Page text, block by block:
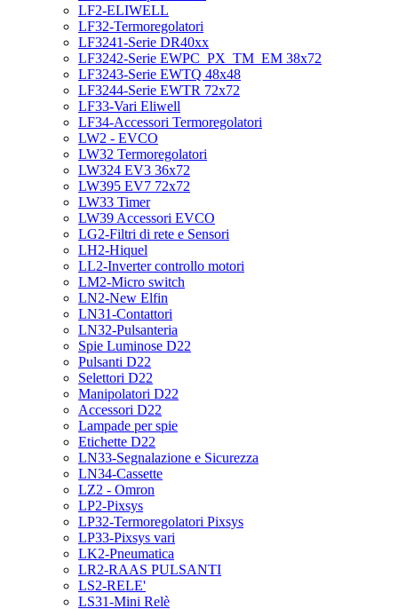
LF2-ELIWELL
LF32-Termoregolatori
LF3241-Serie DR40xx
LF3242-Serie EWPC_PX_TM_EM 38x72
LF3243-Serie EWTQ 48x48
LF3244-Serie EWTR 72x72
LF33-Vari Eliwell
LF34-Accessori Termoregolatori
LW2 - EVCO
LW32 Termoregolatori
LW324 EV3 36x72
LW395 EV7 72x72
LW33 Timer
LW39 Accessori EVCO
LG2-Filtri di rete e Sensori
LH2-Hiquel
LL2-Inverter controllo motori
LM2-Micro switch
LN2-New Elfin
LN31-Contattori
LN32-Pulsanteria
Spie Luminose D22
Pulsanti D22
Selettori D22
Manipolatori D22
Accessori D22
Lampade per spie
Etichette D22
LN33-Segnalazione e Sicurezza
LN34-Cassette
LZ2 - Omron
LP2-Pixsys
LP32-Termoregolatori Pixsys
LP33-Pixsys vari
LK2-Pneumatica
LR2-RAAS PULSANTI
LS2-RELE'
LS31-Mini Relè